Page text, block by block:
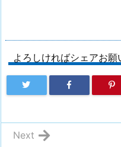
よろしければシェアお願
Next